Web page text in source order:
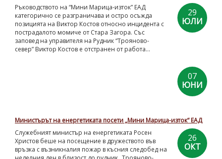
29
ЮЛИ
Ръководството на “Мини Марица-изток” ЕАД
категорично се разграничава и остро осъжда
позицията на Виктор Костов относно инцидента с
пострадалото момиче от Стара Загора. Със
заповед на управителя на Рудник “Трояново-
север” Виктор Костов е отстранен от работа...
07
ЮНИ
Министърът на енергетиката посети „Мини Марица-изток“ ЕАД
26
ОКТ
Служебният министър на енергетиката Росен
Христов беше на посещение в дружеството във
връзка с възникналия пожар в късния следобед на